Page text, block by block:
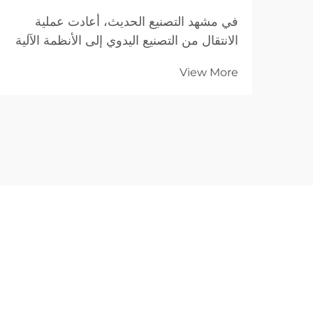
في مشهد التصنيع الحديث، أعادت عملية
الانتقال من التصنيع اليدوي إلى الأنظمة الآلية
للشركات الصناعية التي تعمل في مجال
View More